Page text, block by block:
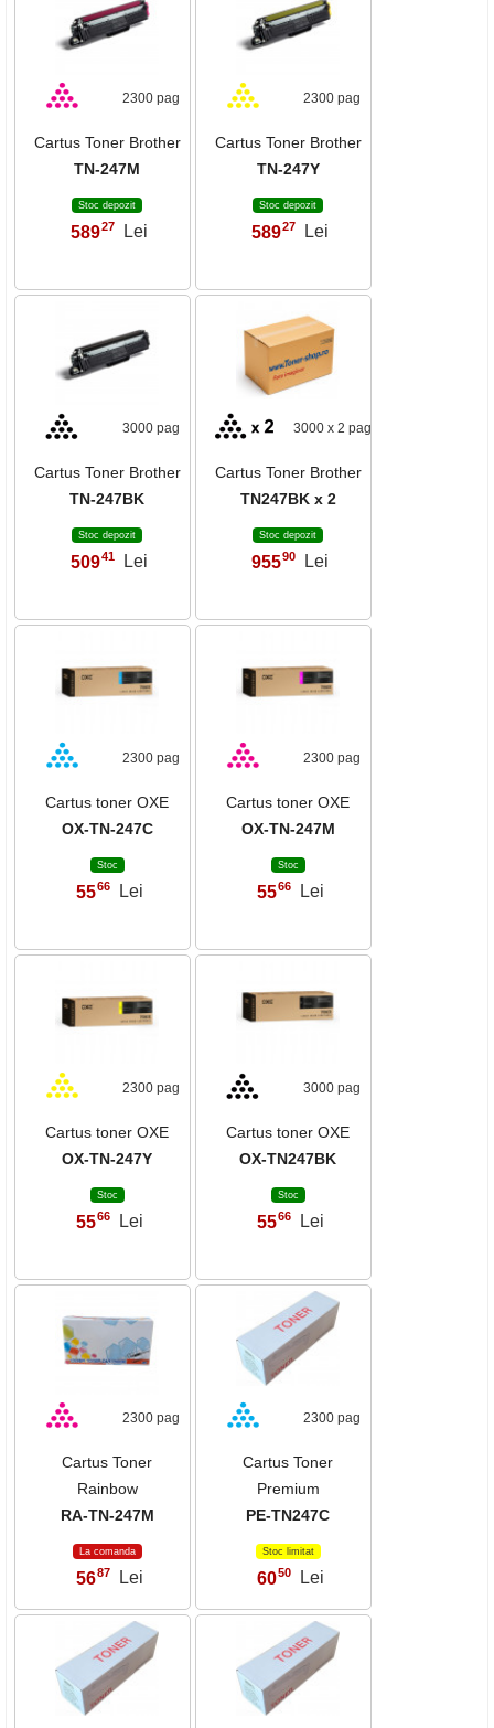
2300 pag
Cartus Toner Brother
TN-247M
Stoc depozit
58927 Lei
2300 pag
Cartus Toner Brother
TN-247Y
Stoc depozit
58927 Lei
3000 pag
Cartus Toner Brother
TN-247BK
Stoc depozit
50941 Lei
3000 x 2 pag
Cartus Toner Brother
TN247BK x 2
Stoc depozit
95590 Lei
2300 pag
Cartus toner OXE
OX-TN-247C
Stoc
5566 Lei
2300 pag
Cartus toner OXE
OX-TN-247M
Stoc
5566 Lei
2300 pag
Cartus toner OXE
OX-TN-247Y
Stoc
5566 Lei
3000 pag
Cartus toner OXE
OX-TN247BK
Stoc
5566 Lei
2300 pag
Cartus Toner
Rainbow
RA-TN-247M
La comanda
5687 Lei
2300 pag
Cartus Toner
Premium
PE-TN247C
Stoc limitat
60,50 Lei